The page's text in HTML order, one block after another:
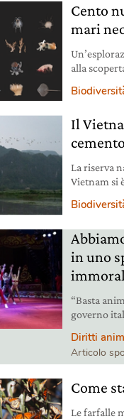
Cento
mari
alla
Il
La riserva
Vietnam si
in uno
“Basta
governo
Diritti
Articolo
Come
Le farfalle